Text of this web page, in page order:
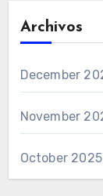
Archivos
December
November
October 2025